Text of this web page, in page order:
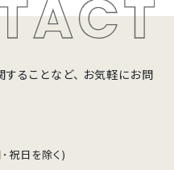
ることなど、 お気軽にお問
祝日を除く)